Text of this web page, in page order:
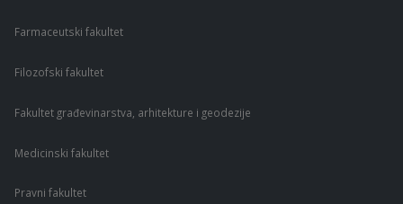
Farmaceutski fakultet
Filozofski fakultet
Fakultet građevinarstva, arhitekture i geodezije
Medicinski fakultet
Pravni fakultet